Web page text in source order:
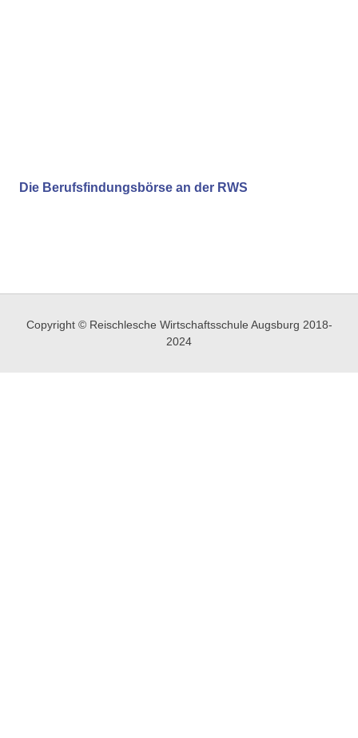
Die Berufsfindungsbörse an der RWS
Copyright © Reischlesche Wirtschaftsschule Augsburg 2018-
2024